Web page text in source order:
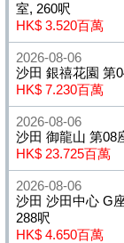
室, 260呎
HK$ 3.520百萬
2026-08-06
沙田 銀禧花園 第
HK$ 7.230百萬
2026-08-06
沙田 御龍山 第08
HK$ 23.725百萬
2026-08-06
沙田 沙田中心 G
288呎
HK$ 4.650百萬